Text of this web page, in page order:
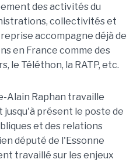
des activités du
collectivités et
accompagne déjà de
en France comme des
le Téléthon, la RATP, etc.
Alain Raphan travaille
jusqu'à présent le poste de
et des relations
député de l'Essonne
travaillé sur les enjeux